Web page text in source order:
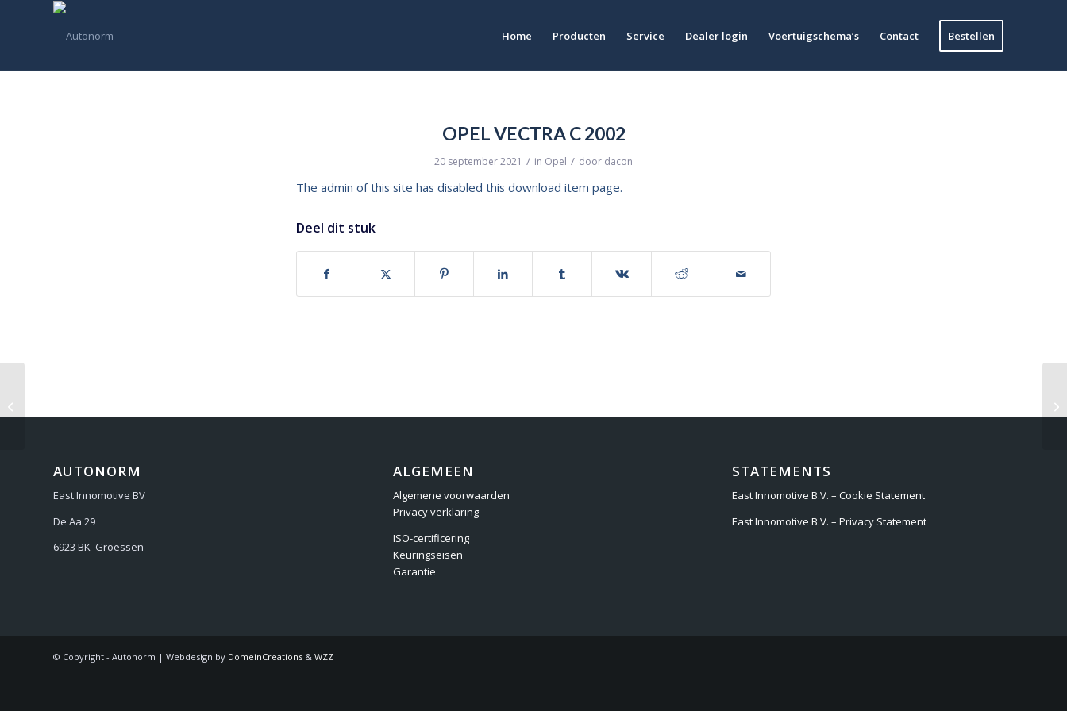
Home Producten Service Dealer login Voertuigschema’s Contact Bestellen
OPEL VECTRA C 2002
20 september 2021 / in Opel / door dacon
The admin of this site has disabled this download item page.
Deel dit stuk
AUTONORM
East Innomotive BV
De Aa 29
6923 BK Groessen
ALGEMEEN
Algemene voorwaarden
Privacy verklaring
ISO-certificering
Keuringseisen
Garantie
STATEMENTS
East Innomotive B.V. – Cookie Statement
East Innomotive B.V. – Privacy Statement
© Copyright - Autonorm | Webdesign by DomeinCreations & WZZ